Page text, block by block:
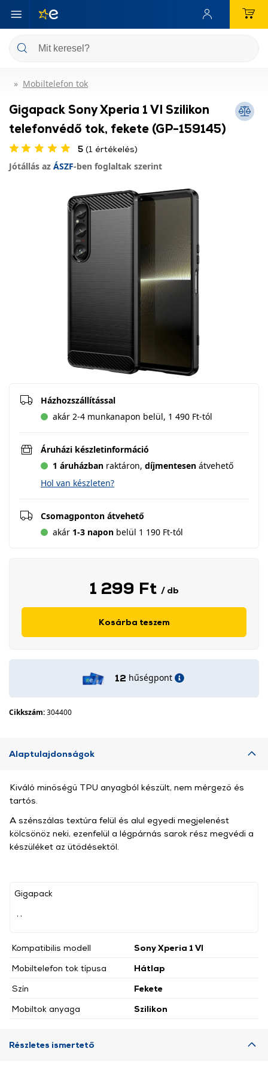
Mobiltelefon tok
Gigapack Sony Xperia 1 VI Szilikon
telefonvédő tok, fekete (GP-159145)
5 (1 értékelés)
Jótállás az ÁSZF-ben foglaltak szerint
Házhozszállítással
akár 2-4 munkanapon belül, 1 490 Ft-tól
Áruházi készletinformáció
1 áruházban raktáron, díjmentesen átvehető
Hol van készleten?
Csomagponton átvehető
akár 1-3 napon belül 1 190 Ft-tól
1 299 Ft / db
Kosárba teszem
12 hűségpont
Cikkszám:304400
Alaptulajdonságok
Gigapack
Kompatibilis modell
Sony Xperia 1 VI
Mobiltelefon tok típusa
Hátlap
Szín
Fekete
Mobiltok anyaga
Szilikon
Kiváló minőségű TPU anyagból készült, nem mérgező és
tartós.
A szénszálas textúra felül és alul egyedi megjelenést
kölcsönöz neki, ezenfelül a légpárnás sarok rész megvédi a
készüléket az ütődésektől.
Részletes ismertető